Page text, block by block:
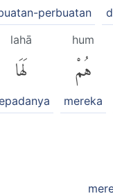
perbuatan
hum
هُمْ
mereka
lahā
لَهَا